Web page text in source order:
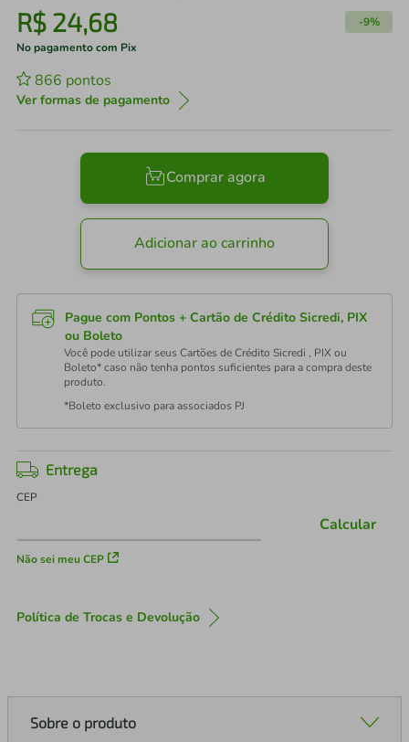
R$ 24,68 -9%
No pagamento com Pix
866 pontos
Ver formas de pagamento
Comprar agora
Adicionar ao carrinho
Pague com Pontos + Cartão de Crédito Sicredi, PIX
ou Boleto
Você pode utilizar seus Cartões de Crédito Sicredi , PIX ou
Boleto* caso não tenha pontos suficientes para a compra deste
produto.
*Boleto exclusivo para associados PJ
Entrega
CEP
Não sei meu CEP
Calcular
Política de Trocas e Devolução
Sobre o produto